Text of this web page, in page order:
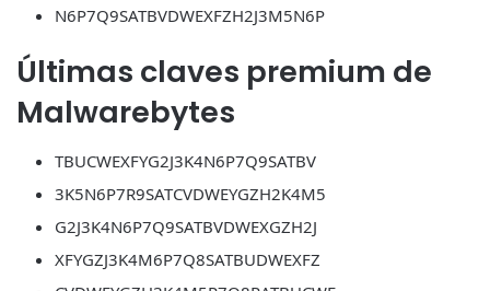
N6P7Q9SATBVDWEXFZH2J3M5N6P
Últimas claves premium de
Malwarebytes
TBUCWEXFYG2J3K4N6P7Q9SATBV
3K5N6P7R9SATCVDWEYGZH2K4M5
G2J3K4N6P7Q9SATBVDWEXGZH2J
XFYGZJ3K4M6P7Q8SATBUDWEXFZ